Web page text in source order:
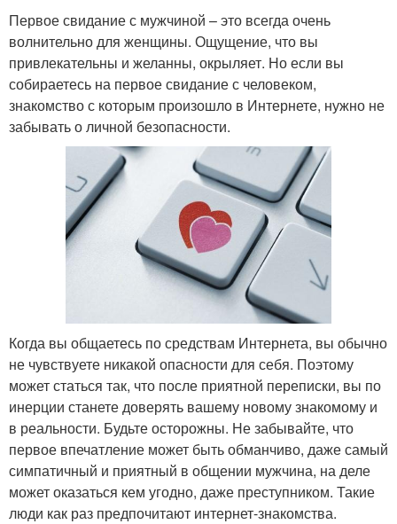
Первое свидание с мужчиной – это всегда очень
волнительно для женщины. Ощущение, что вы
привлекательны и желанны, окрыляет. Но если вы
собираетесь на первое свидание с человеком,
знакомство с которым произошло в Интернете, нужно не
забывать о личной безопасности.
Когда вы общаетесь по средствам Интернета, вы обычно
не чувствуете никакой опасности для себя. Поэтому
может статься так, что после приятной переписки, вы по
инерции станете доверять вашему новому знакомому и
в реальности. Будьте осторожны. Не забывайте, что
первое впечатление может быть обманчиво, даже самый
симпатичный и приятный в общении мужчина, на деле
может оказаться кем угодно, даже преступником. Такие
люди как раз предпочитают интернет-знакомства.